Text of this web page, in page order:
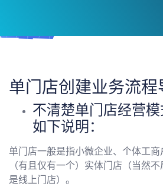
单门店创建业务流程
不清楚单门店经营
如下说明：
单门店一般是指小微企业、个体工
（有且仅有一个）实体门店（当然
是线上门店）。